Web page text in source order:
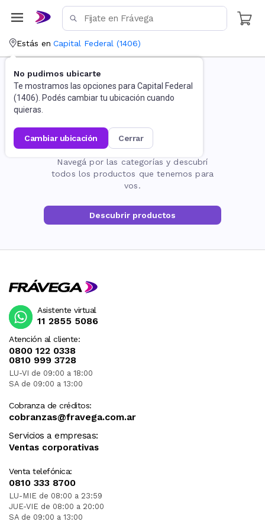
Estás en Capital Federal (1406)
No pudimos ubicarte
Te mostramos las opciones para Capital Federal
(1406). Podés cambiar tu ubicación cuando
quieras.
cambiar ubicación cerrar
La página no existe
Navegá por las categorías y descubrí
todos los productos que tenemos para
vos.
Descubrir productos
Atención al cliente:
0800 122 0338
0810 999 3728
LU-VI de 09:00 a 18:00
SA de 09:00 a 13:00
Cobranza de créditos:
cobranzas@fravega.com.ar
Servicios a empresas:
Ventas corporativas
Venta telefónica:
0810 333 8700
LU-MIE de 08:00 a 23:59
JUE-VIE de 08:00 a 20:00
SA de 09:00 a 13:00
Asistente virtual
11 2855 5086